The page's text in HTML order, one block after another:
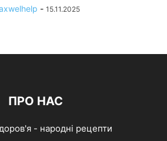
- 15.11.2025
ПРО НАС
- народні рецепти